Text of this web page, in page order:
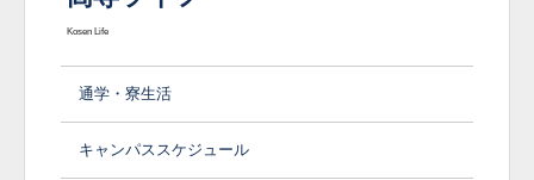
Kosen Life
通学・寮生活
キャンパススケジュール